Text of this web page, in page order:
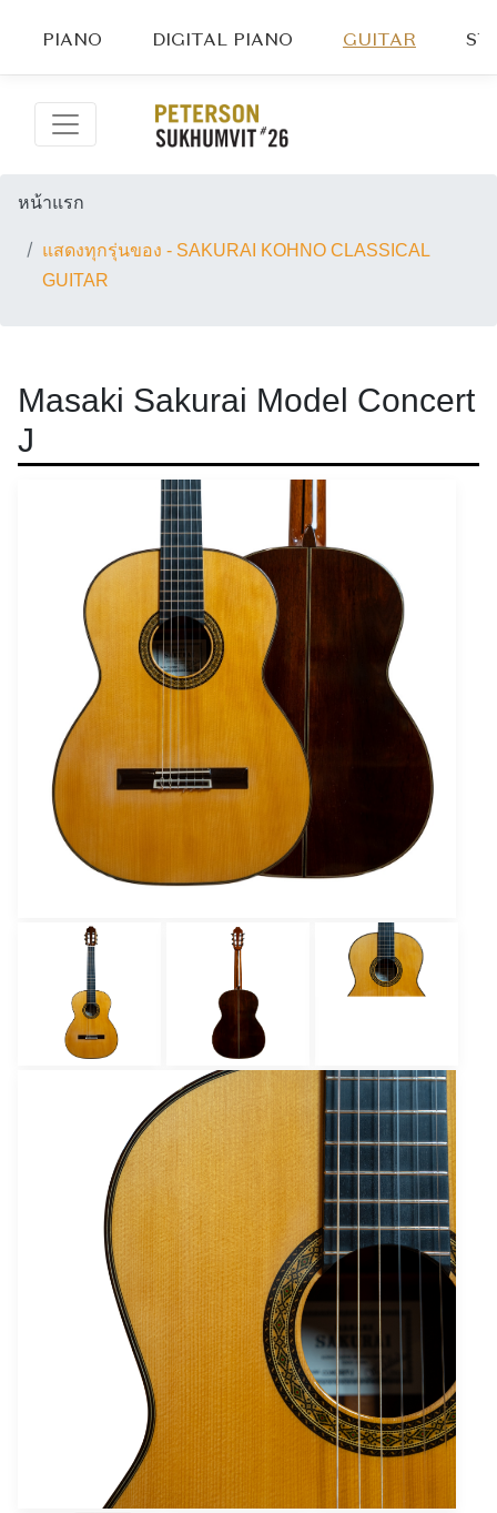
PIANO DIGITAL PIANO GUITAR
หน้าแรก
แสดงทุกรุ่นของ - SAKURAI KOHNO CLASSICAL
GUITAR
Masaki Sakurai Model Concert
J